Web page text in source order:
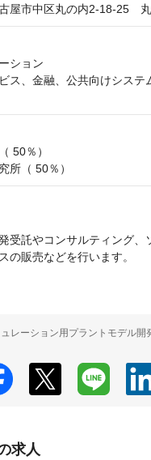
屋市中区丸の内2-18-25　
ション
ス、金融、公共向けシステ
50％）
所（ 50％）
受託やコンサルティング、
の販売などを行います。
ュレーション用プラントモデル開
求人